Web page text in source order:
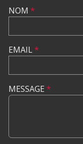
NOM *
EMAIL*
MESSAGE *